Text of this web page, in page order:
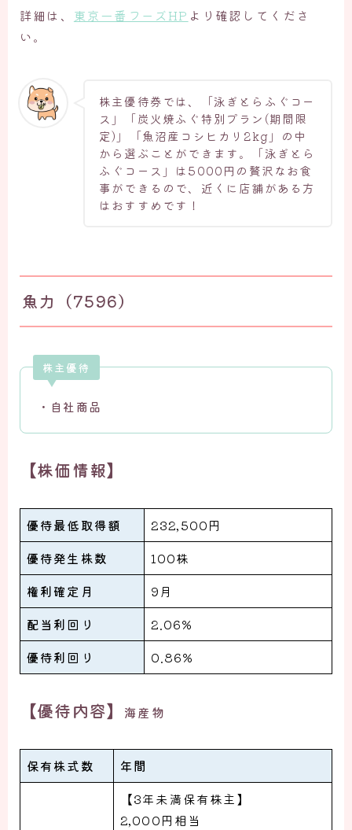
詳細は、 東京一番フーズHP より確認してくださ
い。
株主優待券では、「泳ぎとらふぐコー
ス」「炭火焼ふぐ特別プラン(期間限
定)」「魚沼産コシヒカリ2kg」の中
から選ぶことができます。「泳ぎとら
ふぐコース」は5000円の贅沢なお食
事ができるので、近くに店舗がある方
はおすすめです！
魚力（7596）
株主優待
・自社商品
【株価情報】
優待最低取得額
232,500円
優待発生株数
100株
権利確定月
9月
配当利回り
2.06%
優待利回り
0.86%
【優待内容】 海産物
保有株式数 年間
【3年未満保有株主】
2,000円相当